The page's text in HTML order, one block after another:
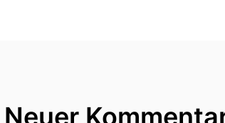
ein Thema. Auch
Neuer